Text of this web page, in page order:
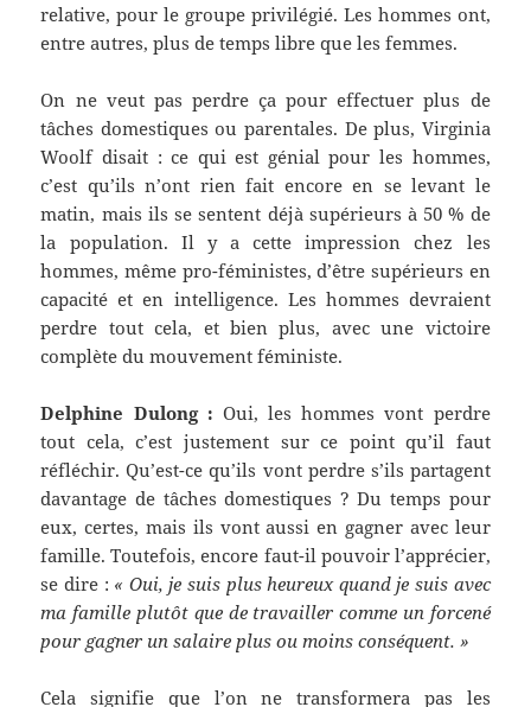
relative, pour le groupe privilégié. Les hommes ont,
entre autres, plus de temps libre que les femmes.
On ne veut pas perdre ça pour effectuer plus de
tâches domestiques ou parentales. De plus, Virginia
Woolf disait : ce qui est génial pour les hommes,
c’est qu’ils n’ont rien fait encore en se levant le
matin, mais ils se sentent déjà supérieurs à 50 % de
la population. Il y a cette impression chez les
hommes, même pro-féministes, d’être supérieurs en
capacité et en intelligence. Les hommes devraient
perdre tout cela, et bien plus, avec une victoire
complète du mouvement féministe.
Delphine Dulong : Oui, les hommes vont perdre
tout cela, c’est justement sur ce point qu’il faut
réfléchir. Qu’est-ce qu’ils vont perdre s’ils partagent
davantage de tâches domestiques ? Du temps pour
eux, certes, mais ils vont aussi en gagner avec leur
famille. Toutefois, encore faut-il pouvoir l’apprécier,
se dire : « Oui, je suis plus heureux quand je suis avec
ma famille plutôt que de travailler comme un forcené
pour gagner un salaire plus ou moins conséquent. »
Cela signifie que l’on ne transformera pas les